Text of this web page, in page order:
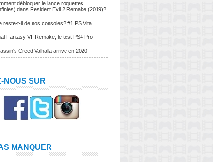
débloquer le lance roquettes
dans Resident Evil 2 Remake (2019)?
reste-t-il de nos consoles? #1 PS Vita
Fantasy VII Remake, le test PS4 Pro
Creed Valhalla arrive en 2020
NOUS SUR
MANQUER